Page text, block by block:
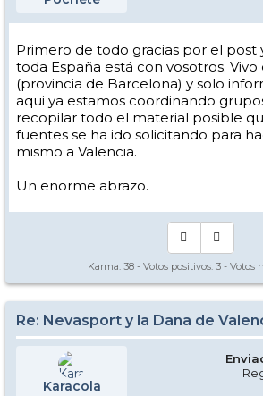
Primero de todo gracias por el post
toda España está con vosotros.
(provincia de Barcelona) y solo
aqui ya estamos coordinando
recopilar todo el material posible
fuentes se ha ido solicitando para
mismo a Valencia.
Un enorme abrazo.
Karma: 38 - Votos positivos: 3 - Votos
Re: Nevasport y la Dana de
Karacola